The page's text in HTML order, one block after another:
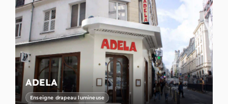
ADELA
Enseigne drapeau lumineuse